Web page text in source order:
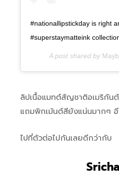
#nationallipstickday is right
#superstaymatteink
A post shared by
ลิปเนื้อแมทต์สัญชาติอเมริกัน
แถมพิกเม้นต์สียังแน่นมากๆ อี
ไปที่ตัวต่อไปกันเลยดีกว่ากับ